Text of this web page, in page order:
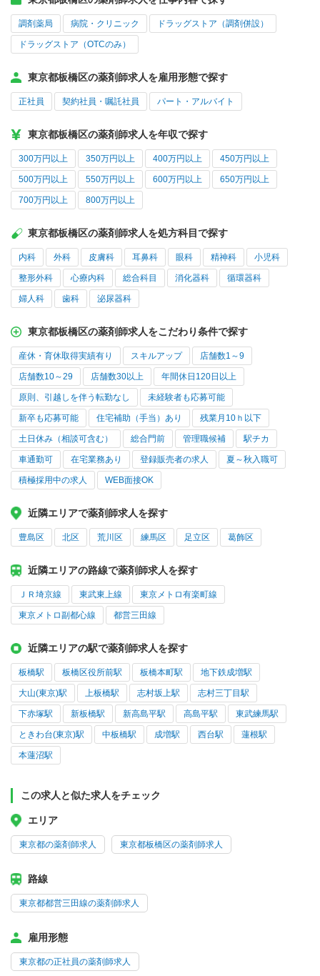
調剤薬局 病院・クリニック ドラッグストア（調剤併設）
ドラッグストア（OTCのみ）
東京都板橋区の薬剤師求人を雇用形態で探す
正社員 契約社員・嘱託社員 パート・アルバイト
東京都板橋区の薬剤師求人を年収で探す
300万円以上 350万円以上 400万円以上 450万円以上
500万円以上 550万円以上 600万円以上 650万円以上
700万円以上 800万円以上
東京都板橋区の薬剤師求人を処方科目で探す
内科 外科 皮膚科 耳鼻科 眼科 精神科 小児科
整形外科 心療内科 総合科目 消化器科 循環器科
婦人科 歯科 泌尿器科
東京都板橋区の薬剤師求人をこだわり条件で探す
産休・育休取得実績有り スキルアップ 店舗数1～9
店舗数10～29 店舗数30以上 年間休日120日以上
原則、引越しを伴う転勤なし 未経験者も応募可能
新卒も応募可能 住宅補助（手当）あり 残業月10ｈ以下
土日休み（相談可含む） 総合門前 管理職候補 駅チカ
車通勤可 在宅業務あり 登録販売者の求人 夏～秋入職可
積極採用中の求人 WEB面接OK
近隣エリアで薬剤師求人を探す
豊島区 北区 荒川区 練馬区 足立区 葛飾区
近隣エリアの路線で薬剤師求人を探す
ＪＲ埼京線 東武東上線 東京メトロ有楽町線
東京メトロ副都心線 都営三田線
近隣エリアの駅で薬剤師求人を探す
板橋駅 板橋区役所前駅 板橋本町駅 地下鉄成増駅
大山(東京)駅 上板橋駅 志村坂上駅 志村三丁目駅
下赤塚駅 新板橋駅 新高島平駅 高島平駅 東武練馬駅
ときわ台(東京)駅 中板橋駅 成増駅 西台駅 蓮根駅
本蓮沼駅
この求人と似た求人をチェック
エリア
東京都の薬剤師求人 東京都板橋区の薬剤師求人
路線
東京都都営三田線の薬剤師求人
雇用形態
東京都の正社員の薬剤師求人